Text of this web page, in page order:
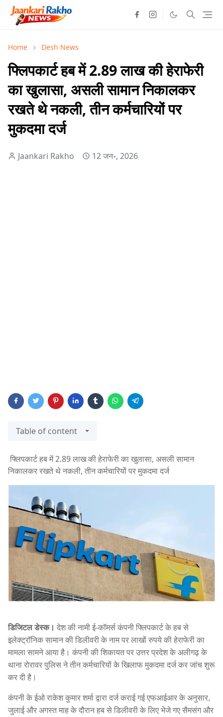
Home Desh News
फ्लिपकार्ट हब में 2.89 लाख की हेराफेरी
का खुलासा, असली सामान निकालकर
रखते थे नकली, तीन कर्मचारियों पर
मुकदमा दर्ज
Jaankari Rakho 12 जन॰, 2026
Table of content
फ्लिपकार्ट हब में 2.89 लाख की हेराफेरी का खुलासा, असली सामान
निकालकर रखते थे नकली, तीन कर्मचारियों पर मुकदमा दर्ज
डिजिटल डेस्क। देश की नामी ई-कॉमर्स कंपनी फ्लिपकार्ट के हब से
इलेक्ट्रॉनिक सामान की डिलीवरी के नाम पर लाखों रुपये की हेराफेरी का
मामला सामने आया है। कंपनी की शिकायत पर उत्तर प्रदेश के अलीगढ़ के
थाना रोरावर पुलिस ने तीन कर्मचारियों के खिलाफ मुकदमा दर्ज कर जांच शुरू
कर दी है।
कंपनी के ईओ राकेश कुमार शर्मा द्वारा दर्ज कराई गई एफआईआर के अनुसार,
जुलाई और अगस्त माह के दौरान हब से डिलीवरी के लिए भेजे गए सैमसंग और